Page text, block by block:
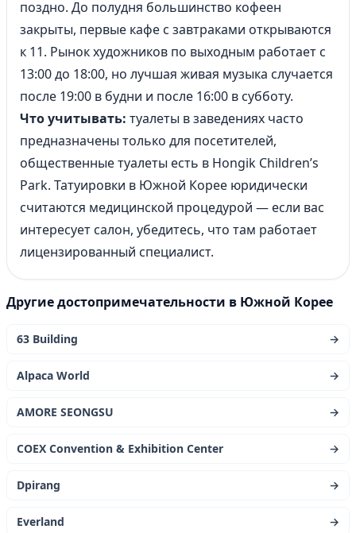
поздно. До полудня большинство кофеен
закрыты, первые кафе с завтраками открываются
к 11. Рынок художников по выходным работает с
13:00 до 18:00, но лучшая живая музыка случается
после 19:00 в будни и после 16:00 в субботу.
Что учитывать: туалеты в заведениях часто
предназначены только для посетителей,
общественные туалеты есть в Hongik Children’s
Park. Татуировки в Южной Корее юридически
считаются медицинской процедурой — если вас
интересует салон, убедитесь, что там работает
лицензированный специалист.
Другие достопримечательности в Южной Корее
63 Building →
Alpaca World →
AMORE SEONGSU →
COEX Convention & Exhibition Center →
Dpirang →
Everland →